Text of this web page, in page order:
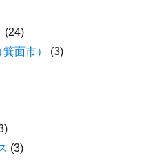
(24)
面市）
(3)
(3)